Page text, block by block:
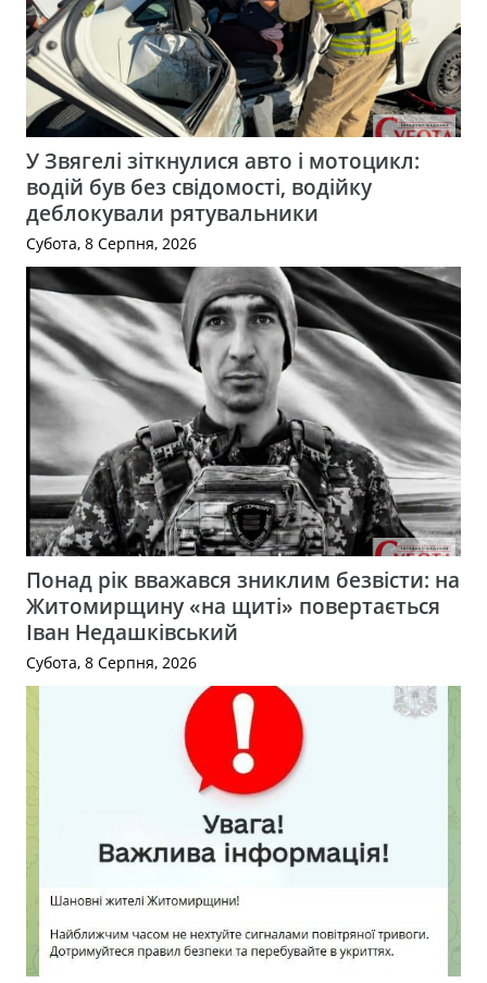
У Звягелі зіткнулися авто і мотоцикл:
водій був без свідомості, водійку
деблокували рятувальники
Субота, 8 Серпня, 2026
Понад рік вважався зниклим безвісти: на
Житомирщину «на щиті» повертається
Іван Недашківський
Субота, 8 Серпня, 2026